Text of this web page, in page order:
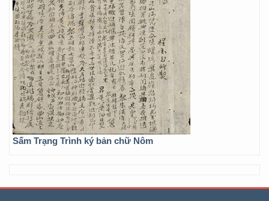
Sấm Trạng Trình ký bản chữ Nôm